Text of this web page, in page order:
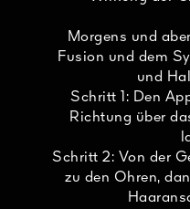
Morgens und
Fusion und dem
und
Schritt 1: Den
Richtung über
Schritt 2: Von der
zu den Ohren,